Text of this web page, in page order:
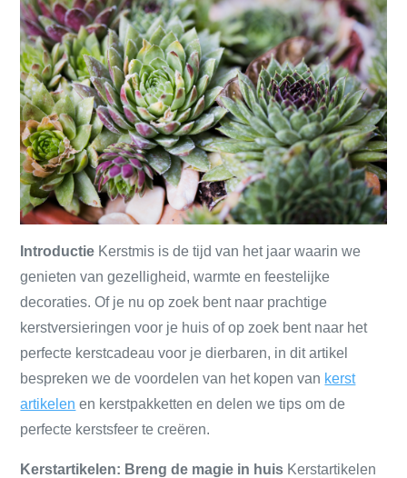
Introductie Kerstmis is de tijd van het jaar waarin we
genieten van gezelligheid, warmte en feestelijke
decoraties. Of je nu op zoek bent naar prachtige
kerstversieringen voor je huis of op zoek bent naar het
perfecte kerstcadeau voor je dierbaren, in dit artikel
bespreken we de voordelen van het kopen van kerst
artikelen en kerstpakketten en delen we tips om de
perfecte kerstsfeer te creëren.
Kerstartikelen: Breng de magie in huis Kerstartikelen